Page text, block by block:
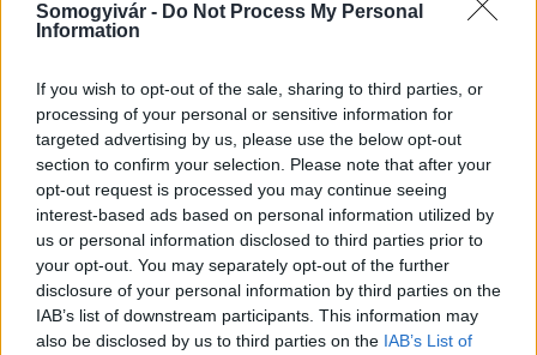
Somogyivár - Do Not Process My Personal
Information
If you wish to opt-out of the sale, sharing to third parties, or
processing of your personal or sensitive information for
targeted advertising by us, please use the below opt-out
section to confirm your selection. Please note that after your
opt-out request is processed you may continue seeing
interest-based ads based on personal information utilized by
us or personal information disclosed to third parties prior to
your opt-out. You may separately opt-out of the further
disclosure of your personal information by third parties on the
IAB’s list of downstream participants. This information may
also be disclosed by us to third parties on the IAB’s List of
Hőség és vízhiány - itatók feltöltésével segítik a
vadállományt a somogyi erdőkben
Helyi hírek